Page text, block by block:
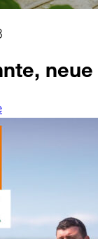
neue